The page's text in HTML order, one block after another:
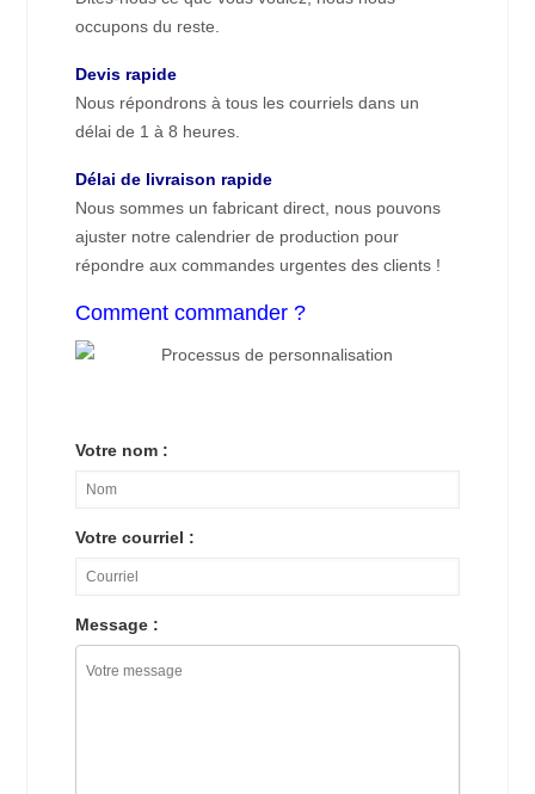
occupons du reste.
Devis rapide
Nous répondrons à tous les courriels dans un
délai de 1 à 8 heures.
Délai de livraison rapide
Nous sommes un fabricant direct, nous pouvons
ajuster notre calendrier de production pour
répondre aux commandes urgentes des clients !
Comment commander ?
Votre nom :
Votre courriel :
Message :